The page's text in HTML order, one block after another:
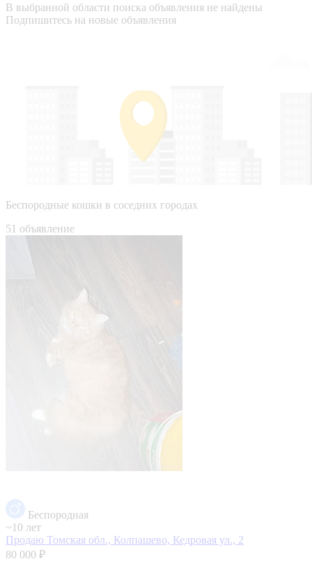
В выбранной области поиска объявления не найдены
Подпишитесь на новые объявления
Беспородные кошки в соседних городах
51 объявление
Беспородная
~10 лет
Продаю Томская обл., Колпашево, Кедровая ул., 2
80 000 ₽